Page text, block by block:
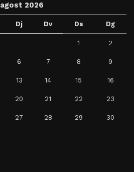
agost 2026
Dj Dv Ds Dg
1 2
6 7 8 9
13 14 15 16
20 21 22 23
27 28 29 30